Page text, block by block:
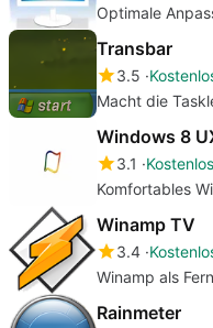
Optimale
Transbar
3.5
Macht die
Windows 8
3.1
Kostenlos
Komfortables
Winamp TV
3.4
Winamp als
Rainmeter